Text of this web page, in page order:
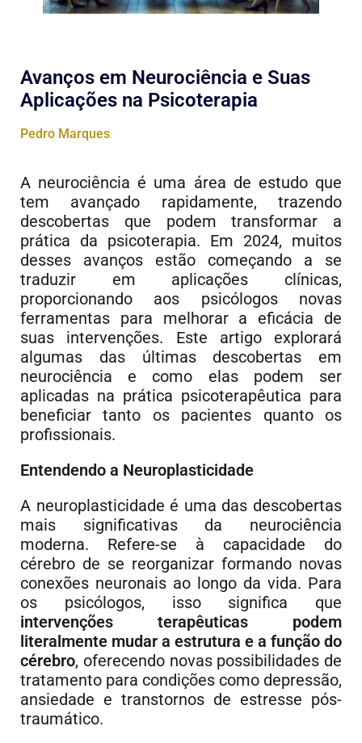
Avanços em Neurociência e Suas
Aplicações na Psicoterapia
Pedro Marques
A neurociência é uma área de estudo que
tem avançado rapidamente, trazendo
descobertas que podem transformar a
prática da psicoterapia. Em 2024, muitos
desses avanços estão começando a se
traduzir em aplicações clínicas,
proporcionando aos psicólogos novas
ferramentas para melhorar a eficácia de
suas intervenções. Este artigo explorará
algumas das últimas descobertas em
neurociência e como elas podem ser
aplicadas na prática psicoterapêutica para
beneficiar tanto os pacientes quanto os
profissionais.
Entendendo a Neuroplasticidade
A neuroplasticidade é uma das descobertas
mais significativas da neurociência
moderna. Refere-se à capacidade do
cérebro de se reorganizar formando novas
conexões neuronais ao longo da vida. Para
os psicólogos, isso significa que
intervenções terapêuticas podem
literalmente mudar a estrutura e a função do
cérebro, oferecendo novas possibilidades de
tratamento para condições como depressão,
ansiedade e transtornos de estresse pós-
traumático.